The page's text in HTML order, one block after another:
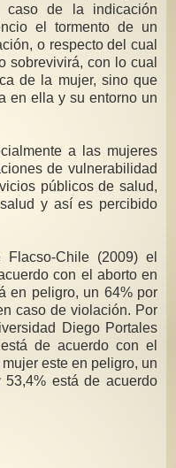
caso de la indicación
el tormento de un
o respecto del cual
sobrevivirá, con lo cual
de la mujer, sino que
en ella y su entorno un
a las mujeres
de vulnerabilidad
públicos de salud,
y así es percibido
Chile (2009) el
con el aborto en
en peligro, un 64% por
caso de violación. Por
Diego Portales
de acuerdo con el
este en peligro, un
está de acuerdo